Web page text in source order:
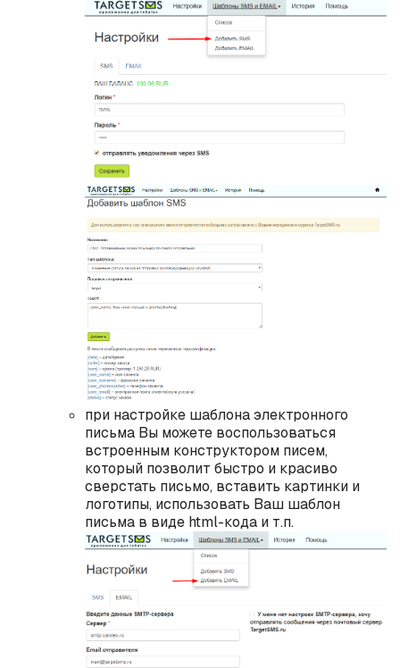
при настройке шаблона электронного
письма Вы можете воспользоваться
встроенным конструктором писем,
который позволит быстро и красиво
сверстать письмо, вставить картинки и
логотипы, использовать Ваш шаблон
письма в виде html-кода и т.п.